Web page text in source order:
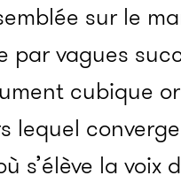
sur le
par vagues
cubique
lequel
s’élève la